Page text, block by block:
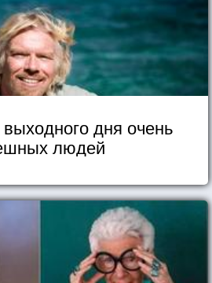
дня очень
людей